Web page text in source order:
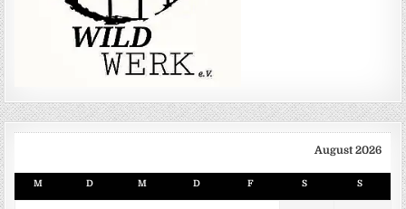
August 2026
M D M D F S S